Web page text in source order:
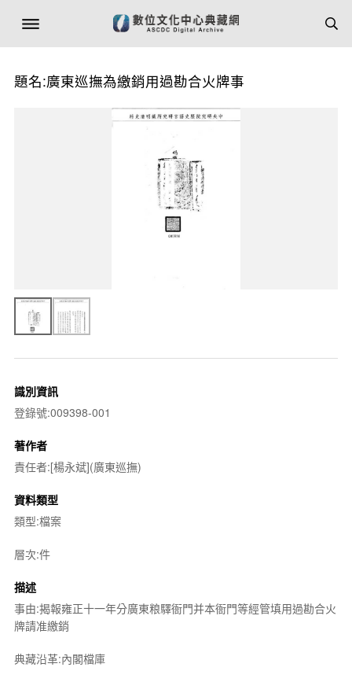
題名:廣東巡撫為繳銷用過勘合火牌事
識別資訊
登錄號:009398-001
著作者
責任者:[楊永斌](廣東巡撫)
資料類型
類型:檔案
層次:件
描述
事由:揭報雍正十一年分廣東粮驛衙門并本衙門等經管填用過勘合火
牌請准繳銷
典藏沿革:內閣檔庫